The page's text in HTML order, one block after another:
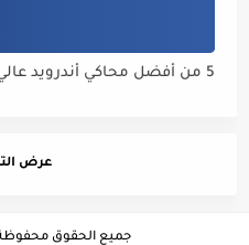
5 من أفضل محاكي أندرويد عالي الجودة للكمبيوتر
عرض
جميع الحقوق